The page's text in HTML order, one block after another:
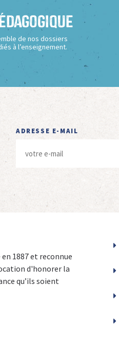
de nos dossiers
à l’enseignement.
ADRESSE E-MAIL
1887 et reconnue
d'honorer la
qu’ils soient